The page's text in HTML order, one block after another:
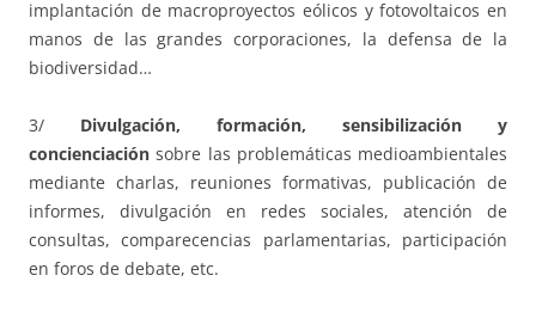
implantación de macroproyectos eólicos y fotovoltaicos en
manos de las grandes corporaciones, la defensa de la
biodiversidad…
3/ Divulgación, formación, sensibilización y
concienciación sobre las problemáticas medioambientales
mediante charlas, reuniones formativas, publicación de
informes, divulgación en redes sociales, atención de
consultas, comparecencias parlamentarias, participación
en foros de debate, etc.